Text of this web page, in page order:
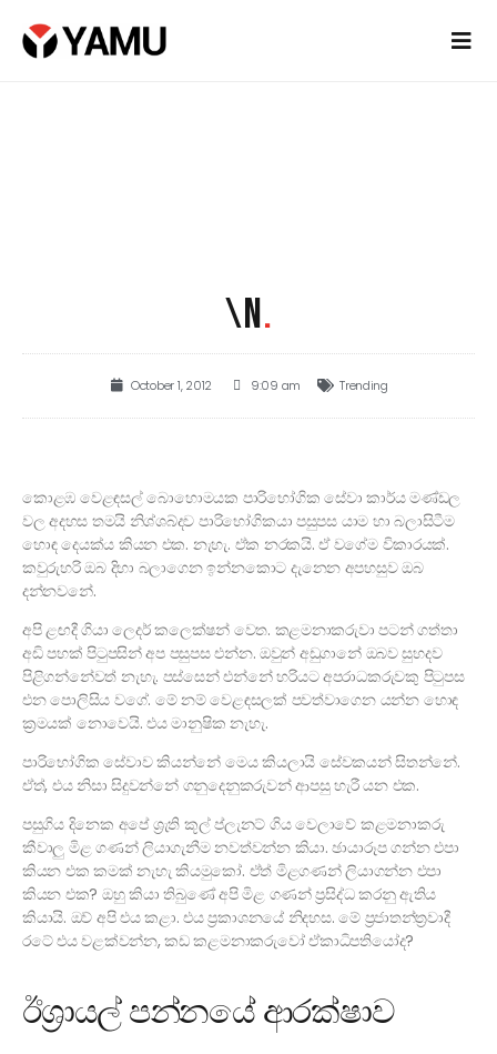
\N.
October 1, 2012 9:09 am Trending
කොළඹ වෙළඳසල් බොහොමයක පාරිභෝගික සේවා කාර්ය මණ්ඩල
වල අදහස තමයි නිශ්ශබ්දව පාරිභෝගිකයා පසුපස යාම හා බලාසිටීම
හොඳ දෙයක්ය කියන එක. නැහැ. ඒක නරකයි. ඒ වගේම විකාරයක්.
කවුරුහරි ඔබ දිහා බලාගෙන ඉන්නකොට දැනෙන අපහසුව ඔබ
දන්නවනේ.
අපි ළඟදී ගියා ලෙදර් කලෙක්ෂන් වෙත. කළමනාකරුවා පටන් ගත්තා
අඩි පහක් පිටුපසින් අප පසුපස එන්න. ඔවුන් අඩුගානේ ඔබව සුහදව
පිළිගන්නේවත් නැහැ. පස්සෙන් එන්නේ හරියට අපරාධකරුවකු පිටුපස
එන පොලිසිය වගේ. මේ නම් වෙළඳසලක් පවත්වාගෙන යන්න හොඳ
ක්‍රමයක් නොවෙයි. එය මානුෂික නැහැ.
පාරිභෝගික සේවාව කියන්නේ මෙය කියලායි සේවකයන් සිතන්නේ.
ඒත්, එය නිසා සිදුවන්නේ ගනුදෙනුකරුවන් ‍ආපසු හැරී යන එක.
පසුගිය දිනෙක අපේ ශ්‍රැති කූල් ප්ලැනට් ගිය වෙලාවේ කළමනාකරු
කීවාලු මිළ ගණන් ලියාගැනීම නවත්වන්න කියා. ඡායාරූප ගන්න එපා
කියන එක කමක් නැහැ කියමුකෝ. ඒත් මිළගණන් ලියාගන්න එපා
කියන එක? ඔහු කියා තිබුණේ අපි මිළ ගණන් ප්‍රසිද්ධ කරනු ඇතිය
කියායි. ඔව් අපි එය කළා. එය ප්‍රකාශනයේ නිදහස. මේ ප්‍රජාතන්ත්‍රවාදී
රටේ එය වළක්වන්න, කඩ කළමනාකරුවෝ ඒකාධිපතියෝද?
ඊශ්‍රායල් පන්නයේ ආරක්ෂාව